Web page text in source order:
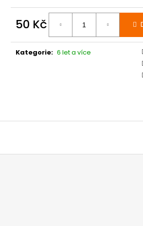
50 Kč
cena:
Kategorie: 6 let a více